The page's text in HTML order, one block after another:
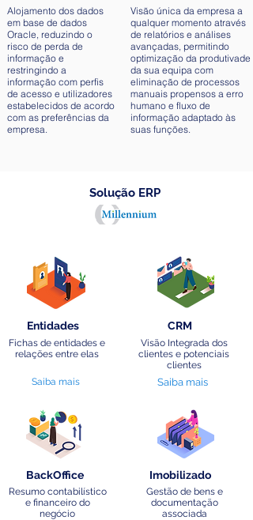
Alojamento dos dados
em base de dados
Oracle, reduzindo o
risco de perda de
informação e
restringindo a
informação com perfis
de acesso e utilizadores
estabelecidos de acordo
com as preferências da
empresa.
Visão única da empresa a
qualquer momento através
de relatórios e análises
avançadas, permitindo
optimização da produtivade
da sua equipa com
eliminação de processos
manuais propensos a erro
humano e fluxo de
informação adaptado às
suas funções.
Entidades
Fichas de entidades e
relações entre elas
Saiba mais
CRM
Visão Integrada dos
clientes e potenciais
clientes
Saiba mais
BackOffice
Resumo contabilístico
e financeiro do
negócio
Imobilizado
Gestão de bens e
documentação
associada
Solução ERP